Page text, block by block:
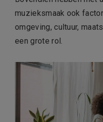
muzieksmaak ook
omgeving, cultuur,
een grote rol.